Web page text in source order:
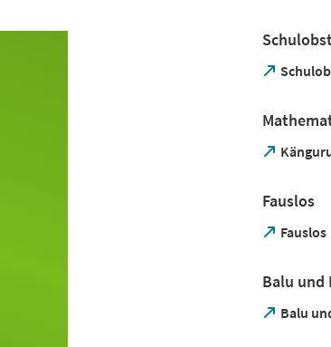
neuen
Tab)
(Öffnet
neuen
Tab)
(Öffnet
neuen
Tab)
Fauslos
Fauslos
(Öffnet
neuen
Tab)
Balu und
Balu
(Öffnet